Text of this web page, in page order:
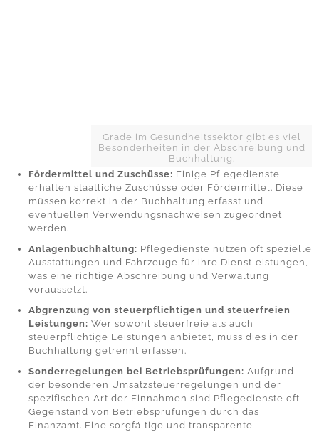
Grade im Gesundheitssektor gibt es viel
Besonderheiten in der Abschreibung und
Buchhaltung.
Fördermittel und Zuschüsse: Einige Pflegedienste
erhalten staatliche Zuschüsse oder Fördermittel. Diese
müssen korrekt in der Buchhaltung erfasst und
eventuellen Verwendungsnachweisen zugeordnet
werden.
Anlagenbuchhaltung: Pflegedienste nutzen oft spezielle
Ausstattungen und Fahrzeuge für ihre Dienstleistungen,
was eine richtige Abschreibung und Verwaltung
voraussetzt.
Abgrenzung von steuerpflichtigen und steuerfreien
Leistungen: Wer sowohl steuerfreie als auch
steuerpflichtige Leistungen anbietet, muss dies in der
Buchhaltung getrennt erfassen.
Sonderregelungen bei Betriebsprüfungen: Aufgrund
der besonderen Umsatzsteuerregelungen und der
spezifischen Art der Einnahmen sind Pflegedienste oft
Gegenstand von Betriebsprüfungen durch das
Finanzamt. Eine sorgfältige und transparente